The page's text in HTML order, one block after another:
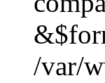
/var/